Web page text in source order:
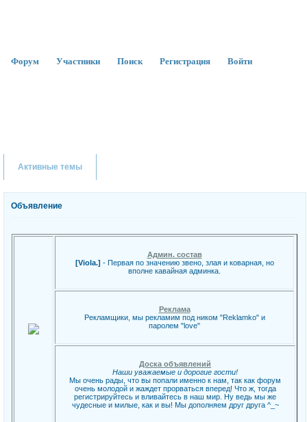
Форум Участники Поиск Регистрация Войти
Активные темы
Объявление
Админ. состав
[Viola.] - Первая по значению звено, злая и коварная, но
вполне кавайная админка.
Реклама
Рекламщики, мы рекламим под ником "Reklamko" и
паролем "love"
Доска объявлений
Наши уважаемые и дорогие гости!
Мы очень рады, что вы попали именно к нам, так как форум
очень молодой и жаждет прорваться вперед! Что ж, тогда
регистрируйтесь и вливайтесь в наш мир. Ну ведь мы же
чудесные и милые, как и вы! Мы дополняем друг друга ^_~